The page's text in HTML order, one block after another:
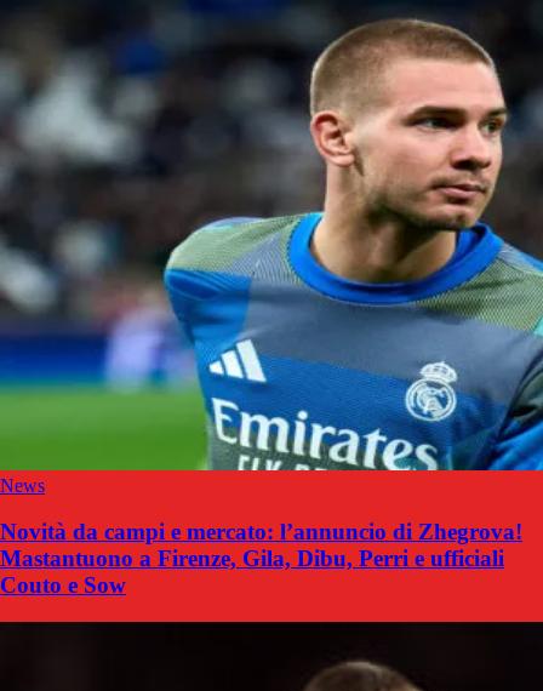
News
Novità da campi e mercato: l’annuncio di Zhegrova!
Mastantuono a Firenze, Gila, Dibu, Perri e ufficiali
Couto e Sow